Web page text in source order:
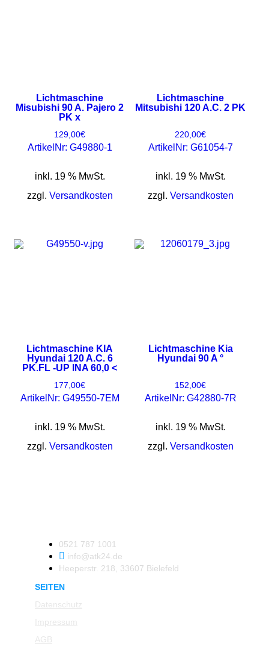
Lichtmaschine
Misubishi 90 A. Pajero 2
PK x
129,00€
ArtikelNr: G49880-1
inkl. 19 % MwSt.
zzgl. Versandkosten
Lichtmaschine
Mitsubishi 120 A.C. 2 PK
220,00€
ArtikelNr: G61054-7
inkl. 19 % MwSt.
zzgl. Versandkosten
Lichtmaschine KIA
Hyundai 120 A.C. 6
PK.FL -UP INA 60,0 <
177,00€
ArtikelNr: G49550-7EM
inkl. 19 % MwSt.
zzgl. Versandkosten
Lichtmaschine Kia
Hyundai 90 A °
152,00€
ArtikelNr: G42880-7R
inkl. 19 % MwSt.
zzgl. Versandkosten
0521 787 1001
info@atk24.de
Heeperstr. 218, 33607 Bielefeld
SEITEN
Datenschutz
Impressum
AGB